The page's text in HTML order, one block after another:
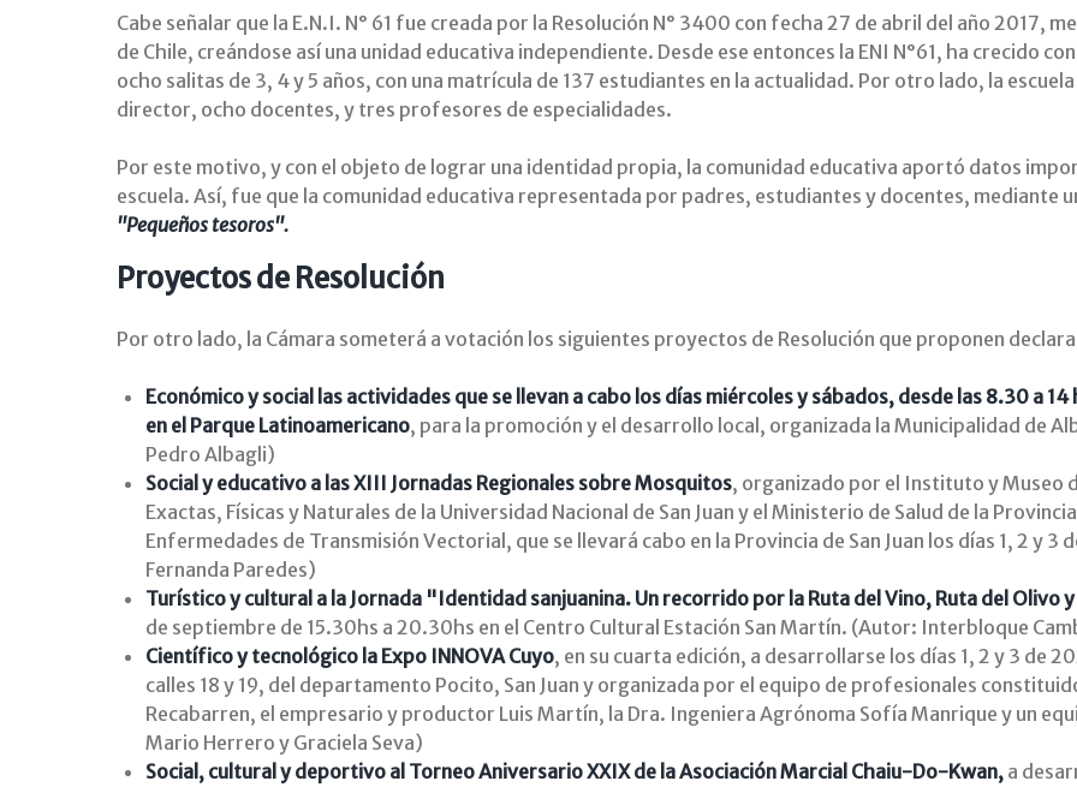
Cabe señalar que la E.N.I. N° 61 fue creada por la Resolución N° 3400 con fecha 27 de abril del año 2017,
de Chile, creándose así una unidad educativa independiente. Desde ese entonces la ENI N°61, ha crecido
ocho salitas de 3, 4 y 5 años, con una matrícula de 137 estudiantes en la actualidad. Por otro lado, la
director, ocho docentes, y tres profesores de especialidades.
Por este motivo, y con el objeto de lograr una identidad propia, la comunidad educativa aportó datos
escuela. Así, fue que la comunidad educativa representada por padres, estudiantes y docentes, mediante
"Pequeños tesoros".
Proyectos de Resolución
Por otro lado, la Cámara someterá a votación los siguientes proyectos de Resolución que proponen
Económico y social las actividades que se llevan a cabo los días miércoles y sábados, desde las 8.30 a
en el Parque Latinoamericano, para la promoción y el desarrollo local, organizada la Municipalidad de
Pedro Albagli)
Social y educativo a las XIII Jornadas Regionales sobre Mosquitos, organizado por el Instituto y Museo
Exactas, Físicas y Naturales de la Universidad Nacional de San Juan y el Ministerio de Salud de la
Enfermedades de Transmisión Vectorial, que se llevará cabo en la Provincia de San Juan los días 1, 2 y
Fernanda Paredes)
Turístico y cultural a la Jornada "Identidad sanjuanina. Un recorrido por la Ruta del Vino, Ruta del Olivo
de septiembre de 15.30hs a 20.30hs en el Centro Cultural Estación San Martín. (Autor: Interbloque
Científico y tecnológico la Expo INNOVA Cuyo, en su cuarta edición, a desarrollarse los días 1, 2 y 3 de
calles 18 y 19, del departamento Pocito, San Juan y organizada por el equipo de profesionales
Recabarren, el empresario y productor Luis Martín, la Dra. Ingeniera Agrónoma Sofía Manrique y un
Mario Herrero y Graciela Seva)
Social, cultural y deportivo al Torneo Aniversario XXIX de la Asociación Marcial Chaiu-Do-Kwan, a